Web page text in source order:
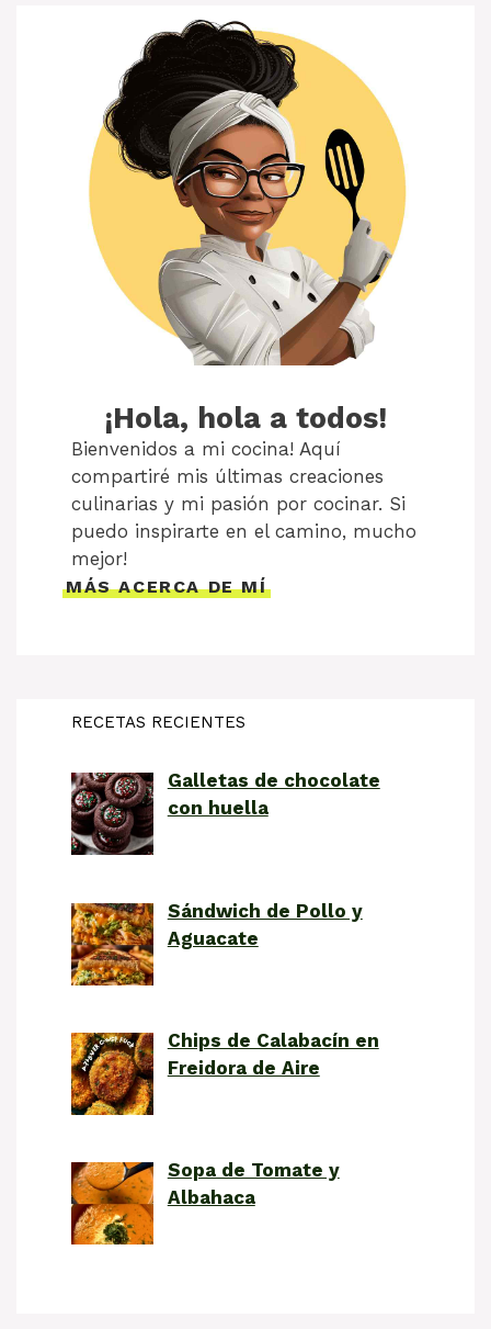
¡Hola, hola a todos!
Bienvenidos a mi cocina! Aquí
compartiré mis últimas creaciones
culinarias y mi pasión por cocinar. Si
puedo inspirarte en el camino, mucho
mejor!
MÁS ACERCA DE MÍ
RECETAS RECIENTES
Galletas de chocolate
con huella
Sándwich de Pollo y
Aguacate
Chips de Calabacín en
Freidora de Aire
Sopa de Tomate y
Albahaca